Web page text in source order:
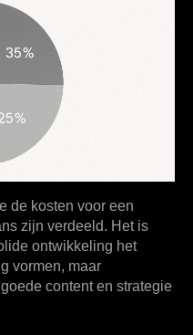
de kosten voor een
zijn verdeeld. Het is
ontwikkeling het
vormen, maar
content en strategie